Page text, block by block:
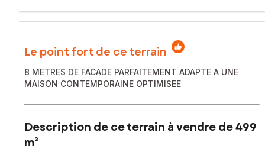
Le point fort de ce terrain
8 METRES DE FACADE PARFAITEMENT ADAPTE A UNE
MAISON CONTEMPORAINE OPTIMISEE
Description de ce terrain à vendre de 499
m²